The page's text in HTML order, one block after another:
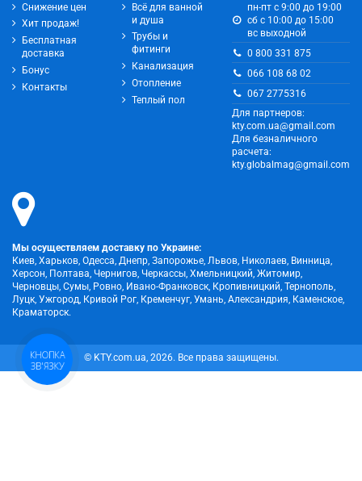
Снижение цен
Хит продаж!
Бесплатная
доставка
Бонус
Контакты
Всё для ванной
и душа
Трубы и
фитинги
Канализация
Отопление
Теплый пол
пн-пт с 9:00 до 19:00
сб с 10:00 до 15:00
вс выходной
0 800 331 875
066 108 68 02
067 2775316
Для партнеров:
kty.com.ua@gmail.com
Для безналичного
расчета:
kty.globalmag@gmail.com
Мы осуществляем доставку по Украине:
Киев, Харьков, Одесса, Днепр, Запорожье, Львов, Николаев, Винница,
Херсон, Полтава, Чернигов, Черкассы, Хмельницкий, Житомир,
Черновцы, Сумы, Ровно, Ивано-Франковск, Кропивницкий, Тернополь,
Луцк, Ужгород, Кривой Рог, Кременчуг, Умань, Александрия, Каменское,
Краматорск.
© KTY.com.ua, 2026. Все права защищены.
КНОПКА
ЗВ'ЯЗКУ